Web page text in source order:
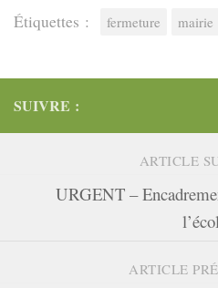
Étiquettes : fermeture mairie
SUIVRE :
ARTICLE
URGENT –
ARTICLE